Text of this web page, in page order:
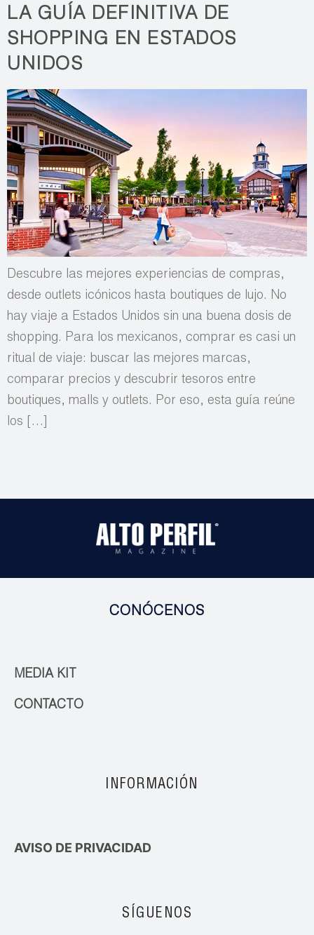
LA GUÍA DEFINITIVA DE
SHOPPING EN ESTADOS
UNIDOS
Descubre las mejores experiencias de compras,
desde outlets icónicos hasta boutiques de lujo. No
hay viaje a Estados Unidos sin una buena dosis de
shopping. Para los mexicanos, comprar es casi un
ritual de viaje: buscar las mejores marcas,
comparar precios y descubrir tesoros entre
boutiques, malls y outlets. Por eso, esta guía reúne
los […]
CONÓCENOS
MEDIA KIT
CONTACTO
INFORMACIÓN
AVISO DE PRIVACIDAD
SÍGUENOS